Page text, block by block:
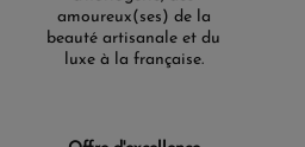
amoureux(ses) de la
beauté artisanale et du
luxe à la française.